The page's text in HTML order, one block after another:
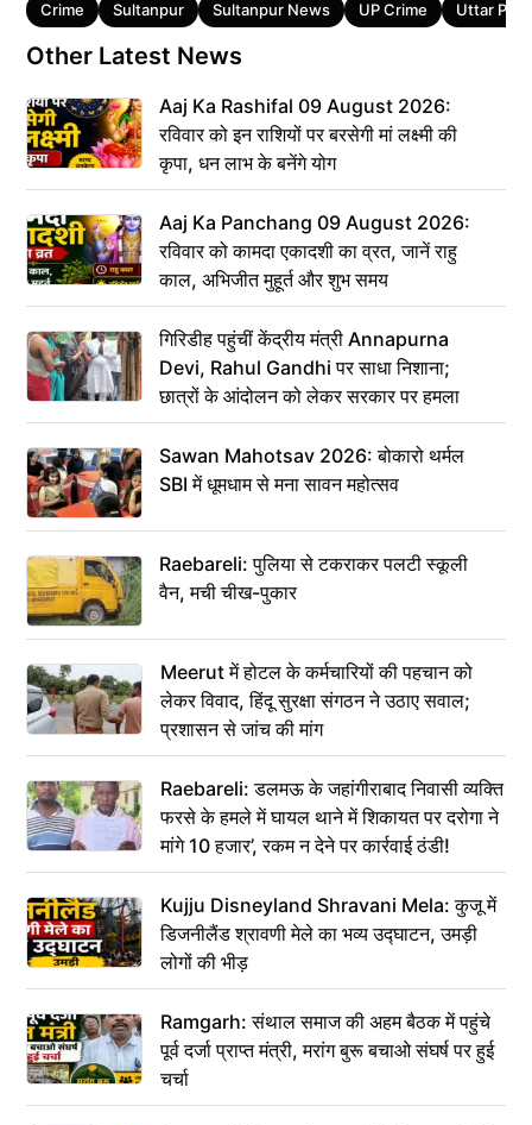
Tags
Crime Sultanpur Sultanpur News UP Crime Uttar
Other Latest News
Aaj Ka Rashifal 09 August 2026:
रविवार को इन राशियों पर बरसेगी मां लक्ष्मी की
कृपा, धन लाभ के बनेंगे योग
Aaj Ka Panchang 09 August 2026:
रविवार को कामदा एकादशी का व्रत, जानें राहु
काल, अभिजीत मुहूर्त और शुभ समय
गिरिडीह पहुंचीं केंद्रीय मंत्री Annapurna
Devi, Rahul Gandhi पर साधा निशाना;
छात्रों के आंदोलन को लेकर सरकार पर हमला
Sawan Mahotsav 2026: बोकारो थर्मल
SBI में धूमधाम से मना सावन महोत्सव
Raebareli: पुलिया से टकराकर पलटी स्कूली
वैन, मची चीख-पुकार
Meerut में होटल के कर्मचारियों की पहचान को
लेकर विवाद, हिंदू सुरक्षा संगठन ने उठाए सवाल;
प्रशासन से जांच की मांग
Raebareli: डलमऊ के जहांगीराबाद निवासी व्यक्ति
फरसे के हमले में घायल थाने में शिकायत पर दरोगा ने
मांगे 10 हजार’, रकम न देने पर कार्रवाई ठंडी!
Kujju Disneyland Shravani Mela: कुजू में
डिजनीलैंड श्रावणी मेले का भव्य उद्घाटन, उमड़ी
लोगों की भीड़
Ramgarh: संथाल समाज की अहम बैठक में पहुंचे
पूर्व दर्जा प्राप्त मंत्री, मरांग बुरू बचाओ संघर्ष पर हुई
चर्चा